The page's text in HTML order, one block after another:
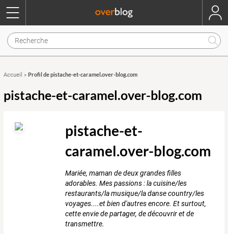
Accueil » Profil de pistache-et-caramel.over-blog.com
pistache-et-caramel.over-blog.com
pistache-et-
caramel.over-blog.com
Mariée, maman de deux grandes filles
adorables. Mes passions : la cuisine/les
restaurants/la musique/la danse country/les
voyages....et bien d'autres encore. Et surtout,
cette envie de partager, de découvrir et de
transmettre.